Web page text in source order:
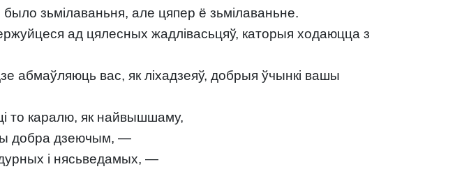
зьмілаваньня, але цяпер ё зьмілаваньне.
ад цялесных жадлівасьцяў, каторыя ходаюцца з
абмаўляюць вас, як ліхадзеяў, добрыя ўчынкі вашы
то каралю, як найвышшаму,
добра дзеючым, —
і нясьведамых, —